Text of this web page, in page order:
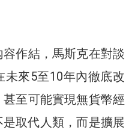
作結，馬斯克在對談
未來5至10年內徹底改
至可能實現無貨幣經
取代人類，而是擴展